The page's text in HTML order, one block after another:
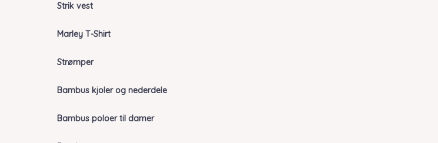
Strik vest
Marley T-Shirt
Strømper
Bambus kjoler og nederdele
Bambus poloer til damer